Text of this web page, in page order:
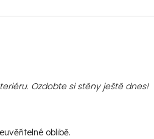
Ozdobte si stěny ještě dnes!
oblibě.